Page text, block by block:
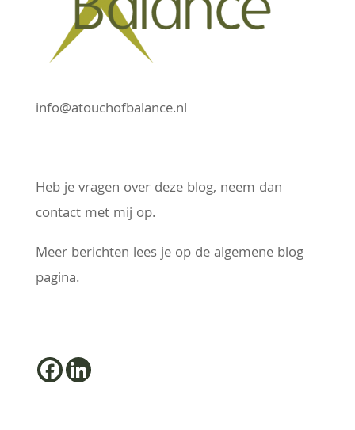
info@atouchofbalance.nl
Heb je vragen over deze blog, neem dan
contact met mij op.
Meer berichten lees je op de algemene blog
pagina.